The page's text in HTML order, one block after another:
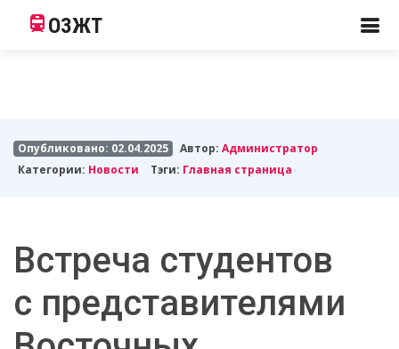
ОЗЖТ
Опубликовано: 02.04.2025 Автор:Администратор
Категории: Новости Тэги: Главная страница
Встреча студентов
с представителями